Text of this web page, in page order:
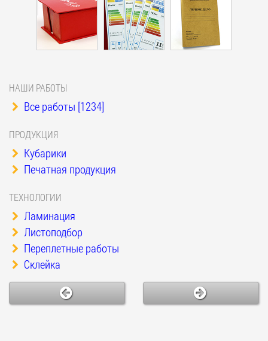
НАШИ РАБОТЫ
Все работы [1234]
ПРОДУКЦИЯ
Кубарики
Печатная продукция
ТЕХНОЛОГИИ
Ламинация
Листоподбор
Переплетные работы
Склейка